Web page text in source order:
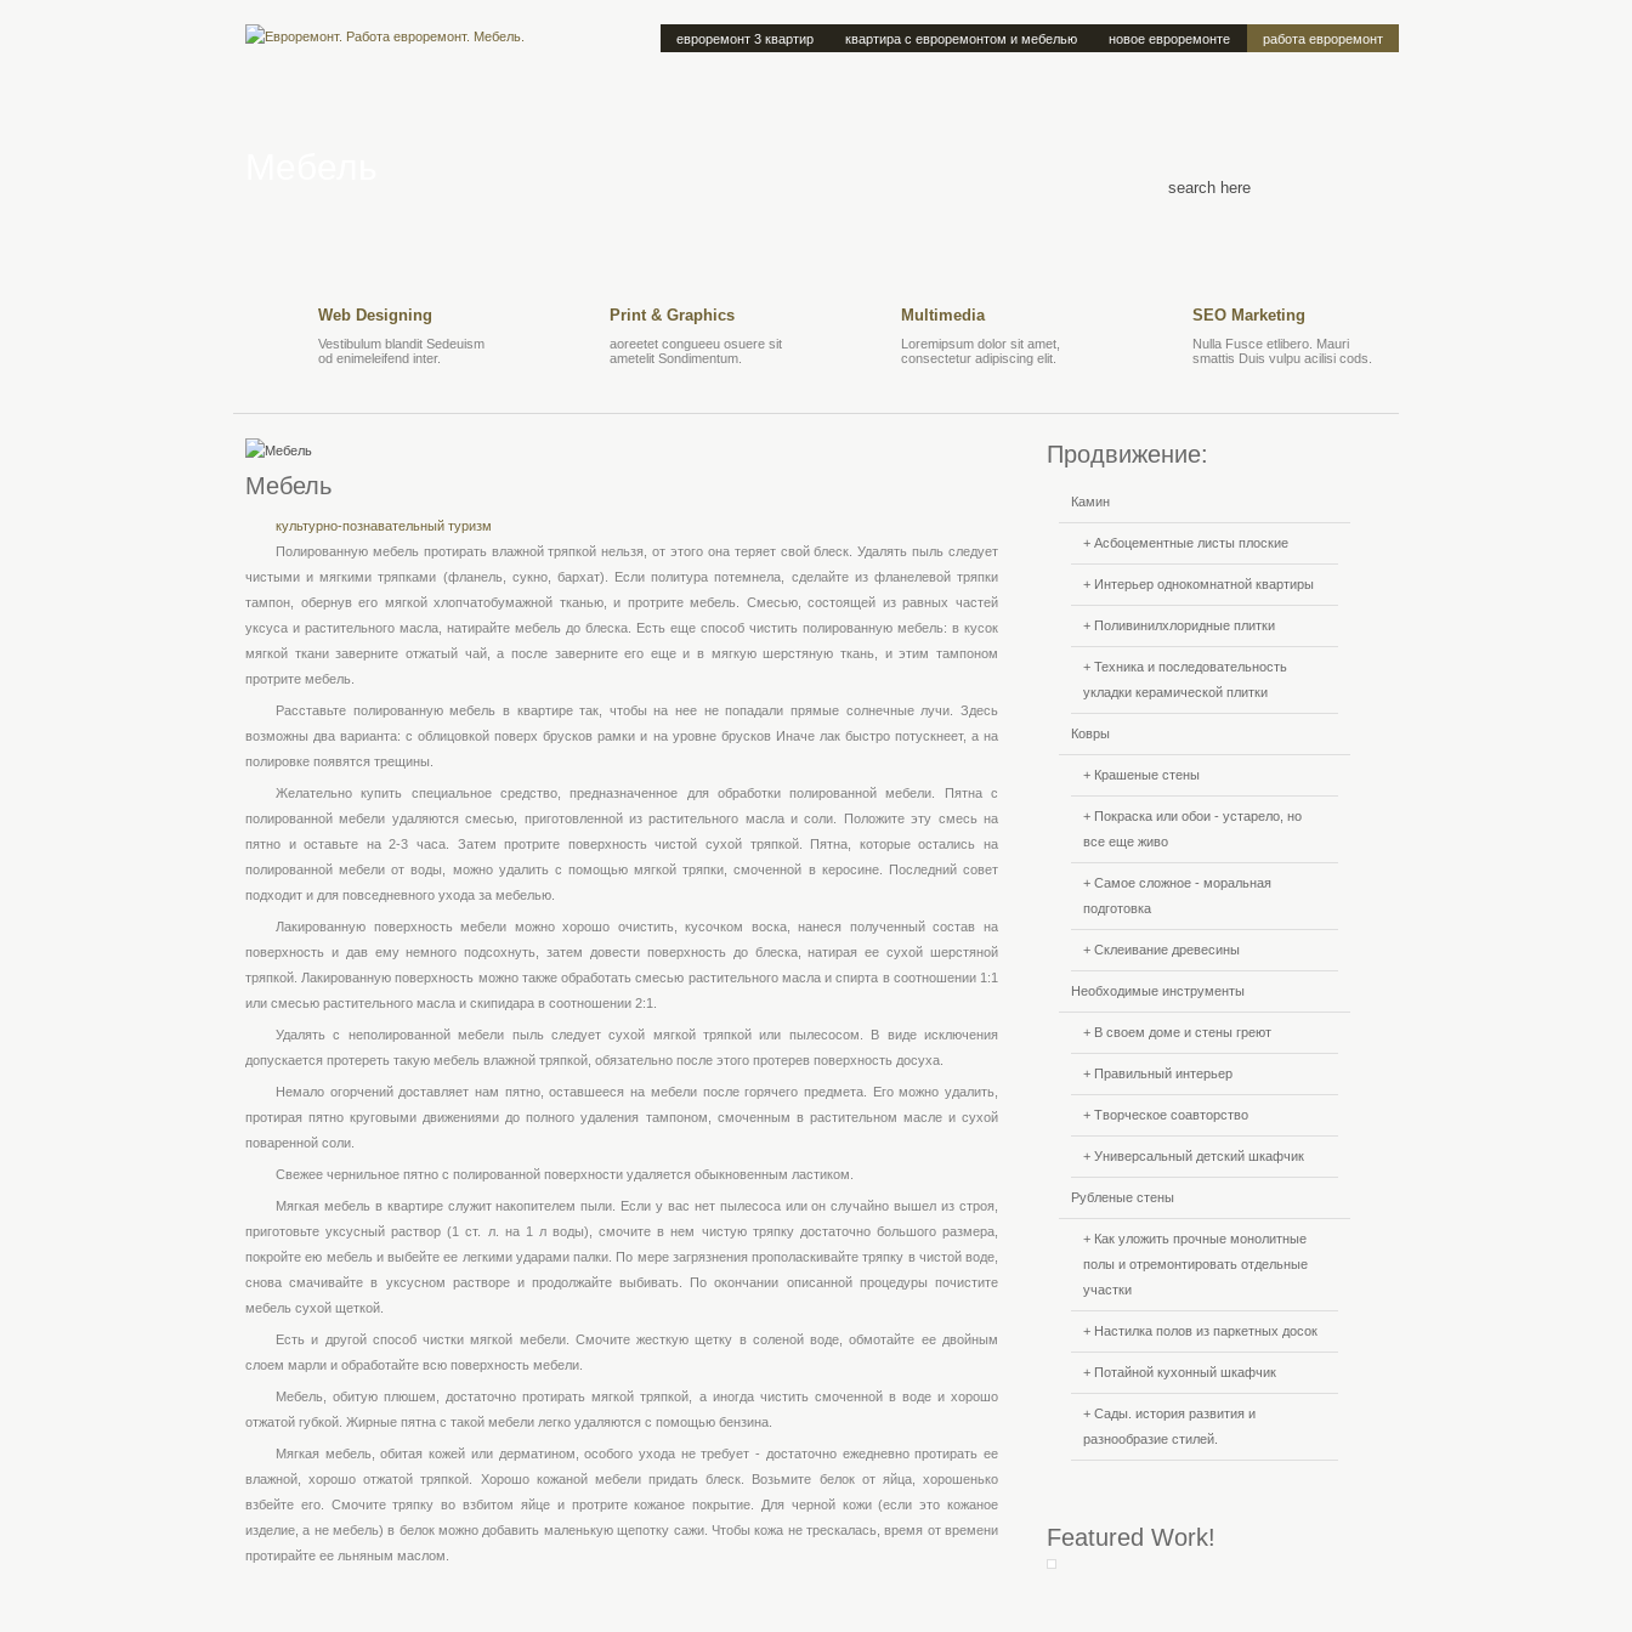
евроремонт 3 квартир квартира с евроремонтом и мебелью новое евроремонте работа евроремонт
Web Designing
Vestibulum blandit Sedeuism
od enimeleifend inter.
Print & Graphics
aoreetet congueeu osuere sit
ametelit Sondimentum.
Multimedia
Loremipsum dolor sit amet,
consectetur adipiscing elit.
SEO Marketing
Nulla Fusce etlibero. Mauri
smattis Duis vulpu acilisi cods.
Мебель
культурно-познавательный туризм
Полированную мебель протирать влажной тряпкой нельзя, от этого она теряет свой блеск. Удалять пыль следует
чистыми и мягкими тряпками (фланель, сукно, бархат). Если политура потемнела, сделайте из фланелевой тряпки
тампон, обернув его мягкой хлопчатобумажной тканью, и протрите мебель. Смесью, состоящей из равных частей
уксуса и растительного масла, натирайте мебель до блеска. Есть еще способ чистить полированную мебель: в кусок
мягкой ткани заверните отжатый чай, а после заверните его еще и в мягкую шерстяную ткань, и этим тампоном
протрите мебель.
Расставьте полированную мебель в квартире так, чтобы на нее не попадали прямые солнечные лучи. Здесь
возможны два варианта: с облицовкой поверх брусков рамки и на уровне брусков Иначе лак быстро потускнеет, а на
полировке появятся трещины.
Желательно купить специальное средство, предназначенное для обработки полированной мебели. Пятна с
полированной мебели удаляются смесью, приготовленной из растительного масла и соли. Положите эту смесь на
пятно и оставьте на 2-3 часа. Затем протрите поверхность чистой сухой тряпкой. Пятна, которые остались на
полированной мебели от воды, можно удалить с помощью мягкой тряпки, смоченной в керосине. Последний совет
подходит и для повседневного ухода за мебелью.
Лакированную поверхность мебели можно хорошо очистить, кусочком воска, нанеся полученный состав на
поверхность и дав ему немного подсохнуть, затем довести поверхность до блеска, натирая ее сухой шерстяной
тряпкой. Лакированную поверхность можно также обработать смесью растительного масла и спирта в соотношении 1:1
или смесью растительного масла и скипидара в соотношении 2:1.
Удалять с неполированной мебели пыль следует сухой мягкой тряпкой или пылесосом. В виде исключения
допускается протереть такую мебель влажной тряпкой, обязательно после этого протерев поверхность досуха.
Немало огорчений доставляет нам пятно, оставшееся на мебели после горячего предмета. Его можно удалить,
протирая пятно круговыми движениями до полного удаления тампоном, смоченным в растительном масле и сухой
поваренной соли.
Свежее чернильное пятно с полированной поверхности удаляется обыкновенным ластиком.
Мягкая мебель в квартире служит накопителем пыли. Если у вас нет пылесоса или он случайно вышел из строя,
приготовьте уксусный раствор (1 ст. л. на 1 л воды), смочите в нем чистую тряпку достаточно большого размера,
покройте ею мебель и выбейте ее легкими ударами палки. По мере загрязнения прополаскивайте тряпку в чистой воде,
снова смачивайте в уксусном растворе и продолжайте выбивать. По окончании описанной процедуры почистите
мебель сухой щеткой.
Есть и другой способ чистки мягкой мебели. Смочите жесткую щетку в соленой воде, обмотайте ее двойным
слоем марли и обработайте всю поверхность мебели.
Мебель, обитую плюшем, достаточно протирать мягкой тряпкой, а иногда чистить смоченной в воде и хорошо
отжатой губкой. Жирные пятна с такой мебели легко удаляются с помощью бензина.
Мягкая мебель, обитая кожей или дерматином, особого ухода не требует - достаточно ежедневно протирать ее
влажной, хорошо отжатой тряпкой. Хорошо кожаной мебели придать блеск. Возьмите белок от яйца, хорошенько
взбейте его. Смочите тряпку во взбитом яйце и протрите кожаное покрытие. Для черной кожи (если это кожаное
изделие, а не мебель) в белок можно добавить маленькую щепотку сажи. Чтобы кожа не трескалась, время от времени
протирайте ее льняным маслом.
Продвижение:
Камин
+ Асбоцементные листы плоские
+ Интерьер однокомнатной квартиры
+ Поливинилхлоридные плитки
+ Техника и последовательность
укладки керамической плитки
Ковры
+ Крашеные стены
+ Покраска или обои - устарело, но
все еще живо
+ Самое сложное - моральная
подготовка
+ Склеивание древесины
Необходимые инструменты
+ В своем доме и стены греют
+ Правильный интерьер
+ Творческое соавторство
+ Универсальный детский шкафчик
Рубленые стены
+ Как уложить прочные монолитные
полы и отремонтировать отдельные
участки
+ Настилка полов из паркетных досок
+ Потайной кухонный шкафчик
+ Сады. история развития и
разнообразие стилей.
Featured Work!